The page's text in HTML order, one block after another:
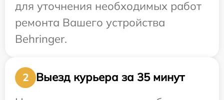
для уточнения необходимых работ
ремонта Вашего устройства
Behringer.
2
Выезд курьера за 35 минут